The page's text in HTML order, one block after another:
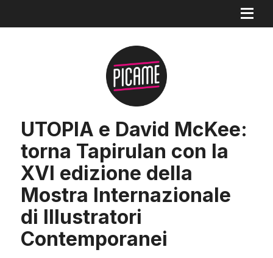
UTOPIA e David McKee:
torna Tapirulan con la
XVI edizione della
Mostra Internazionale
di Illustratori
Contemporanei